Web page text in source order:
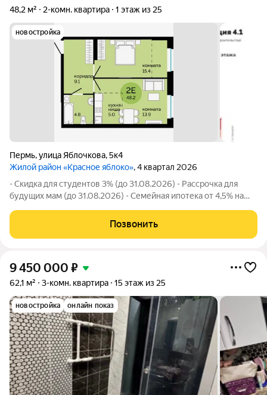
48,2 м²
2-комн. квартира 1 этаж из 25
новостройка
Пермь,улица Яблочкова,5к4
Жилой район «Красное яблоко», 4 квартал 2026
- Скидка для студентов 3% (до 31.08.2026) - Рассрочка для
будущих мам (до 31.08.2026) - Семейная ипотека от 4,5% на
31.08.2026) - Скидка до 3% за каждого ребёнка (до 31.08.2026)
- Материнский
Позвонить
9 450 000 ₽
62,1 м² 3-комн. квартира 15 этаж из 25
новостройка онлайн показ